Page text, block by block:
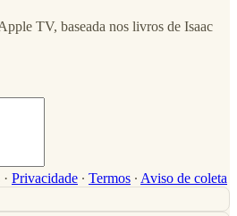
TV, baseada nos livros de Isaac
· Privacidade ∙ Termos ∙ Aviso de coleta